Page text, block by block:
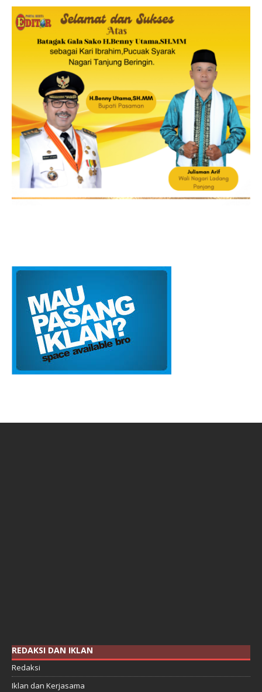
REDAKSI DAN IKLAN
Redaksi
Iklan dan Kerjasama